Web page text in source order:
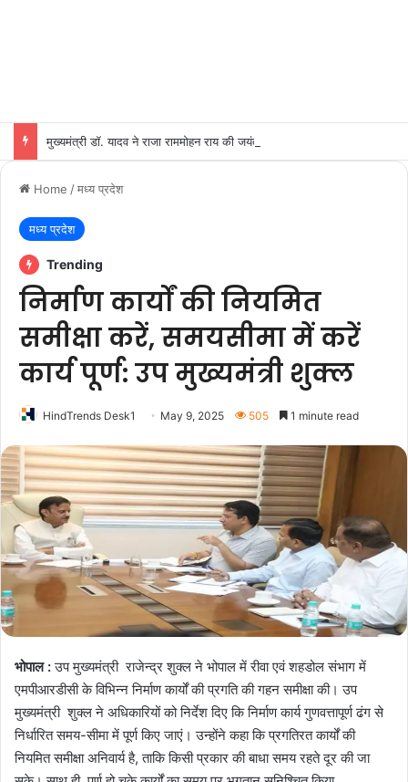
मुख्यमंत्री डॉ. यादव ने राजा राममोहन राय की जयंती पर किया नमन
Home /मध्य प्रदेश
मध्य प्रदेश
Trending
निर्माण कार्यों की नियमित
समीक्षा करें, समयसीमा में करें
कार्य पूर्ण: उप मुख्यमंत्री शुक्ल
HindTrends Desk1 May 9, 2025 505 1 minute read
भोपाल :उप मुख्यमंत्री राजेन्द्र शुक्ल ने भोपाल में रीवा एवं शहडोल संभाग में
एमपीआरडीसी के विभिन्न निर्माण कार्यों की प्रगति की गहन समीक्षा की। उप
मुख्यमंत्री शुक्ल ने अधिकारियों को निर्देश दिए कि निर्माण कार्य गुणवत्तापूर्ण ढंग से
निर्धारित समय-सीमा में पूर्ण किए जाएं। उन्होंने कहा कि प्रगतिरत कार्यों की
नियमित समीक्षा अनिवार्य है, ताकि किसी प्रकार की बाधा समय रहते दूर की जा